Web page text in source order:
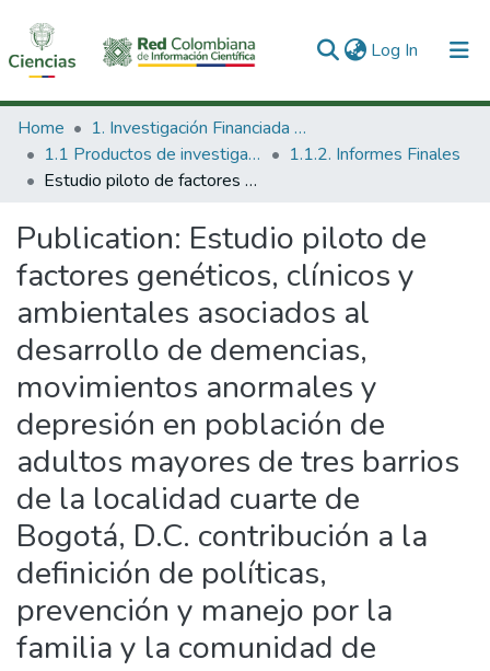
Log In (current)
Communities & Collections
All of DSpace
Home
1. Investigación Financiada con Recursos Públicos
1.1 Productos de investigación
1.1.2. Informes Finales
Estudio piloto de factores genéticos, clínicos y ambientales asociados al desarrollo de demencias, movimientos anormales y depresión en población de adultos mayores de tres barrios de la localidad cuarte de Bogotá, D.C. contribución a la definición de políticas, prevención y manejo por la familia y la comunidad de problemas de salud mental
Publication: Estudio piloto de
factores genéticos, clínicos y
ambientales asociados al
desarrollo de demencias,
movimientos anormales y
depresión en población de
adultos mayores de tres barrios
de la localidad cuarte de
Bogotá, D.C. contribución a la
definición de políticas,
prevención y manejo por la
familia y la comunidad de